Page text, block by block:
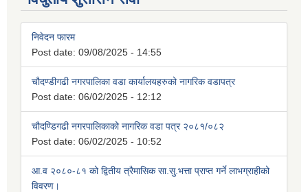
निवेदन फारम
Post date: 09/08/2025 - 14:55
चौदण्डीगढी नगरपालिका वडा कार्यालयहरुको नागरिक वडापत्र
Post date: 06/02/2025 - 12:12
चौदण्डिगढी नगरपालिकाको नागरिक वडा पत्र २०८१/०८२
Post date: 06/02/2025 - 10:52
आ.व २०८०-८१ को द्वितीय त्रैमासिक सा.सु.भत्ता प्राप्त गर्ने लाभग्राहीको
विवरण।